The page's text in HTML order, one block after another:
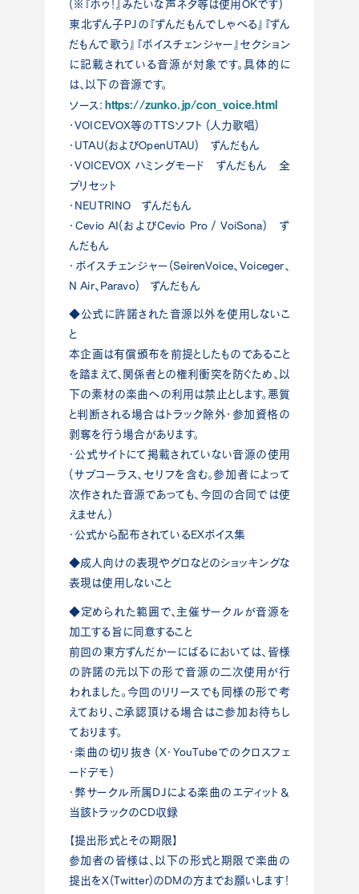
(※『ホゥ！』みたいな声ネタ等は使用OKです)
東北ずん子PJの『ずんだもんでしゃべる』『ずん
だもんで歌う』『ボイスチェンジャー』セクション
に記載されている音源が対象です。具体的に
は、以下の音源です。
ソース： https://zunko.jp/con_voice.html
・VOICEVOX等のTTSソフト (人力歌唱)
・UTAU(およびOpenUTAU) ずんだもん
・VOICEVOX ハミングモード ずんだもん 全
プリセット
・NEUTRINO ずんだもん
・Cevio AI(およびCevio Pro / VoiSona) ず
んだもん
・ボイスチェンジャー(SeirenVoice、Voiceger、
N Air、Paravo) ずんだもん
◆公式に許諾された音源以外を使用しないこ
と
本企画は有償頒布を前提としたものであること
を踏まえて、関係者との権利衝突を防ぐため、以
下の素材の楽曲への利用は禁止とします。悪質
と判断される場合はトラック除外・参加資格の
剥奪を行う場合があります。
・公式サイトにて掲載されていない音源の使用
(サブコーラス、セリフを含む。参加者によって
次作された音源であっても、今回の合同では使
えません)
・公式から配布されているEXボイス集
◆成人向けの表現やグロなどのショッキングな
表現は使用しないこと
◆定められた範囲で、主催サークルが音源を
加工する旨に同意すること
前回の東方ずんだかーにばるにおいては、皆様
の許諾の元以下の形で音源の二次使用が行
われました。今回のリリースでも同様の形で考
えており、ご承認頂ける場合はご参加お待ちし
ております。
・楽曲の切り抜き (X・YouTubeでのクロスフェ
ードデモ)
・弊サークル所属DJによる楽曲のエディット＆
当該トラックのCD収録
【提出形式とその期限】
参加者の皆様は、以下の形式と期限で楽曲の
提出をX(Twitter)のDMの方までお願いします！